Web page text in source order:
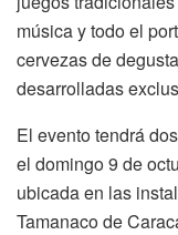
música ytodo el
cervezas de
desarrolladas
El evento tendrá
el domingo 9 de
ubicada en las
Tamanaco de